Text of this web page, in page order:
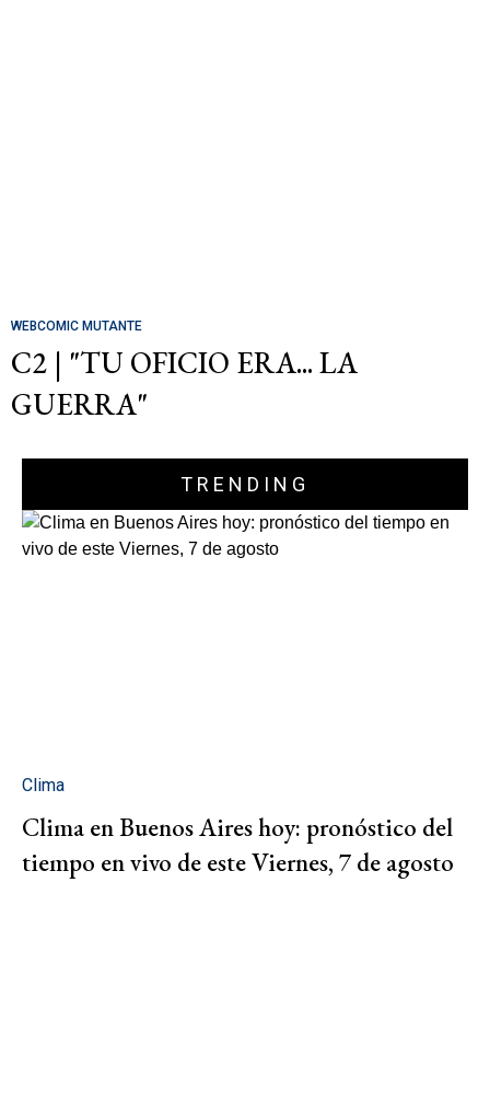
WEBCOMIC MUTANTE
C2 | "TU OFICIO ERA... LA
GUERRA"
TRENDING
Clima
Clima en Buenos Aires hoy: pronóstico del
tiempo en vivo de este Viernes, 7 de agosto